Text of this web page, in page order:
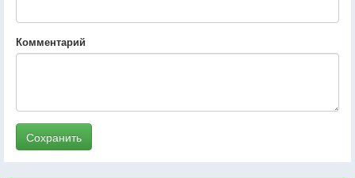
Комментарий
Сохранить